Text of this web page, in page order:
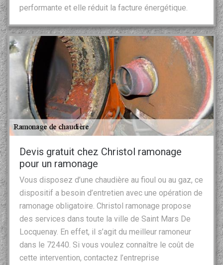
performante et elle réduit la facture énergétique.
Devis gratuit chez Christol ramonage
pour un ramonage
Vous disposez d’une chaudière au fioul ou au gaz, ce
dispositif a besoin d’entretien avec une opération de
ramonage obligatoire. Christol ramonage propose
des services dans toute la ville de Saint Mars De
Locquenay. En effet, il s’agit du meilleur ramoneur
dans le 72440. Si vous voulez connaître le coût de
cette intervention, contactez l’entreprise